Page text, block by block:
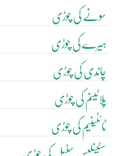
سونے کی چوڑی
ہیرے کی چوڑی
چاندی کی چوڑی
پلاٹینم کی چوڑی
ٹائٹینیم کی چوڑی